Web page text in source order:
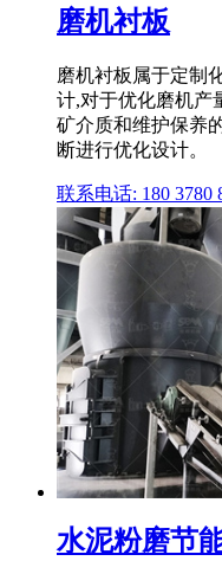
磨机衬板
磨机衬板属于定制
计,对于优化磨机产
矿介质和维护保养
断进行优化设计。
联系电话: 180 3780
水泥粉磨节